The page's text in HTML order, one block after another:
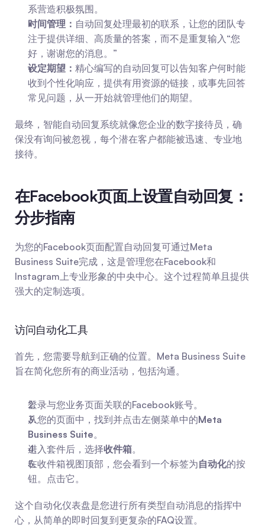
系营造积极氛围。
时间管理： 自动回复处理最初的联系，让您的团队专
注于提供详细、高质量的答案，而不是重复输入“您
好，谢谢您的消息。”
设定期望： 精心编写的自动回复可以告知客户何时能
收到个性化响应，提供有用资源的链接，或事先回答
常见问题，从一开始就管理他们的期望。
最终，智能自动回复系统就像您企业的数字接待员，确
保没有询问被忽视，每个潜在客户都能被迅速、专业地
接待。
在Facebook页面上设置自动回复：
分步指南
为您的Facebook页面配置自动回复可通过Meta
Business Suite完成，这是管理您在Facebook和
Instagram上专业形象的中央中心。这个过程简单且提供
强大的定制选项。
访问自动化工具
首先，您需要导航到正确的位置。Meta Business Suite
旨在简化您所有的商业活动，包括沟通。
登录与您业务页面关联的Facebook账号。
从您的页面中，找到并点击左侧菜单中的Meta
Business Suite。
进入套件后，选择收件箱。
在收件箱视图顶部，您会看到一个标签为自动化的按
钮。点击它。
这个自动化仪表盘是您进行所有类型自动消息的指挥中
心，从简单的即时回复到更复杂的FAQ设置。